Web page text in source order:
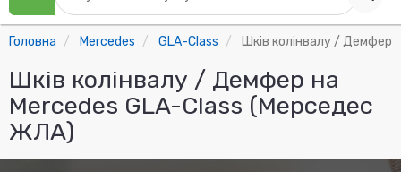
Головна Mercedes GLA-Class Шків колінвалу / Демфер
Шків колінвалу / Демфер на
Mercedes GLA-Class (Мерседес
ЖЛА)